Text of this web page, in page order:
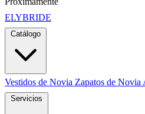
ELYBRIDE
Catálogo
Vestidos de Novia Zapatos de Novia
Servicios